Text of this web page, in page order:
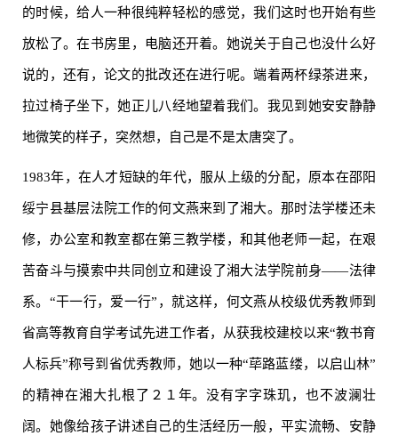
的时候，给人一种很纯粹轻松的感觉，我们这时也开始有些
放松了。在书房里，电脑还开着。她说关于自己也没什么好
说的，还有，论文的批改还在进行呢。端着两杯绿茶进来，
拉过椅子坐下，她正儿八经地望着我们。我见到她安安静静
地微笑的样子，突然想，自己是不是太唐突了。
1983年，在人才短缺的年代，服从上级的分配，原本在邵阳
绥宁县基层法院工作的何文燕来到了湘大。那时法学楼还未
修，办公室和教室都在第三教学楼，和其他老师一起，在艰
苦奋斗与摸索中共同创立和建设了湘大法学院前身——法律
系。“干一行，爱一行”，就这样，何文燕从校级优秀教师到
省高等教育自学考试先进工作者，从获我校建校以来“教书育
人标兵”称号到省优秀教师，她以一种“荜路蓝缕，以启山林”
的精神在湘大扎根了２１年。没有字字珠玑，也不波澜壮
阔。她像给孩子讲述自己的生活经历一般，平实流畅、安静